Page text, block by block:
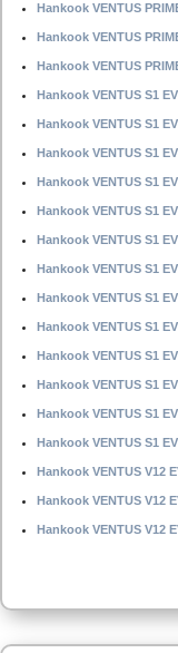
Hankook VENTUS
Hankook VENTUS
Hankook VENTUS
Hankook VENTUS S1
Hankook VENTUS S1
Hankook VENTUS S1
Hankook VENTUS S1
Hankook VENTUS S1
Hankook VENTUS S1
Hankook VENTUS S1
Hankook VENTUS S1
Hankook VENTUS S1
Hankook VENTUS S1
Hankook VENTUS S1
Hankook VENTUS S1
Hankook VENTUS S1
Hankook VENTUS V12
Hankook VENTUS V12
Hankook VENTUS V12